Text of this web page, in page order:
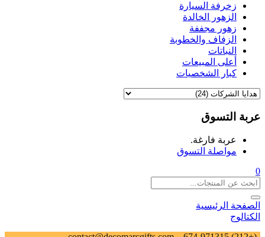
زخرفة السيارة
الزهور الخالدة
زهور مجففة
الزفاف والخطوبة
النباتات
أعلى المبيعات
كبار الشخصيات
عربة التسوق
عربة فارغة.
مواصلة التسوق
0
الصفحة الرئيسية
الكتالوج